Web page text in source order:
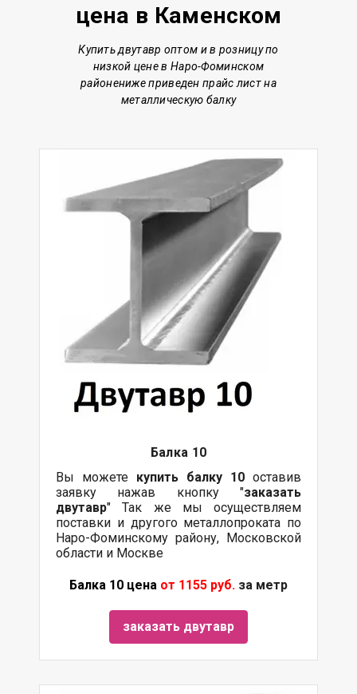
цена в Каменском
Купить двутавр оптом и в розницу по
низкой ценев Наро-Фоминском
районениже приведен прайс лист на
металлическую балку
Балка 10
Вы можете купить балку 10 оставив
заявку нажав кнопку "заказать
двутавр" Так же мы осуществляем
поставки и другого металлопроката по
Наро-Фоминскому району, Московской
области и Москве
Балка 10 цена от 1155 руб. за метр
заказать двутавр